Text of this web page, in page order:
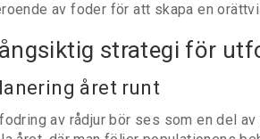
av foder för att skapa en
strategi för
året runt
av rådjur bör ses som en del